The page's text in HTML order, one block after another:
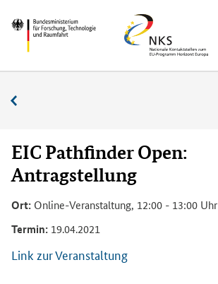
zum
Inhalt
(Eingabetaste)
zum
Hauptmenu
(Eingabetaste)
zur
Suche
(Eingabetaste)
zur
Fußleiste
(Enter)
Bundesministerium
Technologie
Raumfahrt
Horizont
Europa
EIC Pathfinder Open:
Antragstellung
Ort: Online-Veranstaltung, 12:00 - 13:00 Uhr
Termin: 19.04.2021
Link zur Veranstaltung